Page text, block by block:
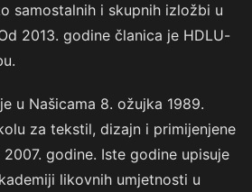
samostalnih i skupnih izložbi u
2013. godine članica je HDLU-
u Našicama 8. ožujka 1989.
za tekstil, dizajn i primijenjene
godine. Iste godine upisuje
likovnih umjetnosti u